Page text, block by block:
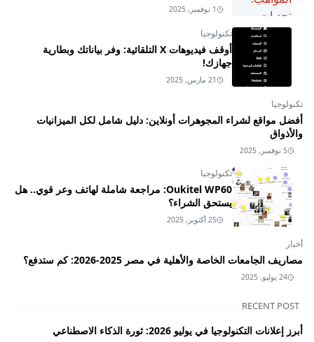
1 نوفمبر, 2025
تكنولوجيا
أوقف فيديوهات X التلقائية: وفر بياناتك وبطارية
جهازك!
21 مارس, 2025
تكنولوجيا
أفضل مواقع لشراء المجوهرات أونلاين: دليل شامل لكل الميزانيات
والأذواق
5 نوفمبر, 2025
تكنولوجيا
Oukitel WP60: مراجعة شاملة لهاتف وعر قوي.. هل
يستحق الشراء؟
25 أكتوبر, 2025
أخبار
مصاريف الجامعات الخاصة والأهلية في مصر 2025-2026: كم ستدفع؟
24 يوليو, 2025
RECENT POST
أبرز إعلانات التكنولوجيا في يوليو 2026: ثورة الذكاء الاصطناعي